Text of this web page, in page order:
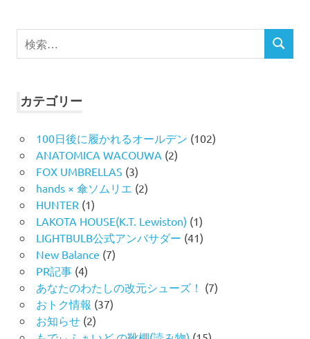
り
検
索
検
索
カテゴリー
100日後に履かれるオールデン (102)
ANATOMICA WACOUWA (2)
FOX UMBRELLAS (3)
hands × 傘ソムリエ (2)
HUNTER (1)
LAKOTA HOUSE(K.T. Lewiston) (1)
LIGHTBULB公式アンバサダー (41)
New Balance (7)
PR記事(4)
あなたのわたしの改元シューズ！ (7)
おトク情報 (37)
お知らせ(2)